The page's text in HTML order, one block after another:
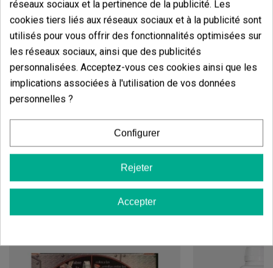
Il est conseillé de surveiller les variations de
température, notamment durant la nuit, car celles-ci
contribuent au développement de ses couleurs
caractéristiques violettes, argentées et bleu
foncé. Sa résistance naturelle aux parasites
communs facilite sa culture en extérieur, bien qu'elle
nécessite une inspection régulière durant la floraison
pour garantir des têtes de la meilleure qualité.
Cultivée dans des conditions optimales, elle
récompense le cultivateur avec une production
exceptionnelle de têtes densément recouvertes de
Vous aimerez aussi
réseaux sociaux et la pertinence de la publicité. Les
cookies tiers liés aux réseaux sociaux et à la publicité sont
utilisés pour vous offrir des fonctionnalités optimisées sur
les réseaux sociaux, ainsi que des publicités
personnalisées. Acceptez-vous ces cookies ainsi que les
implications associées à l'utilisation de vos données
personnelles ?
Configurer
Rejeter
Accepter